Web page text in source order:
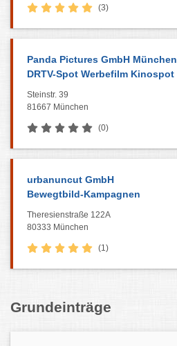
(3)
Panda Pictures GmbH München
DRTV-Spot Werbefilm Kinospot
Steinstr. 39
81667 München
(0)
urbanuncut GmbH
Bewegtbild-Kampagnen
Theresienstraße 122A
80333 München
(1)
Grundeinträge